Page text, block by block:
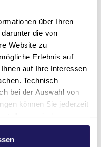
über Ihren
die von
Website zu
Erlebnis auf
auf Ihre Interessen
Technisch
bei der Auswahl von
können Sie jederzeit
Sie in unserer
Jungen Eltern
für den
Gelände.
Unterlagen: